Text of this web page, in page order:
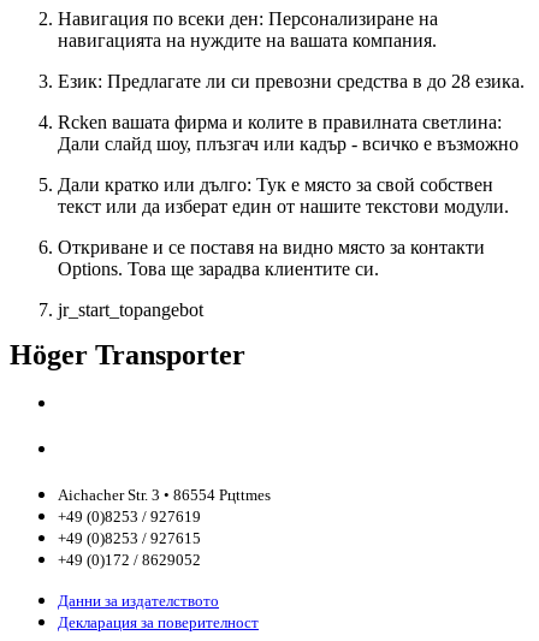
Навигация по всеки ден: Персонализиране на
навигацията на нуждите на вашата компания.
Език: Предлагате ли си превозни средства в до 28 езика.
Rcken вашата фирма и колите в правилната светлина:
Дали слайд шоу, плъзгач или кадър - всичко е възможно
Дали кратко или дълго: Тук е място за свой собствен
текст или да изберат един от нашите текстови модули.
Откриване и се поставя на видно място за контакти
Options. Това ще зарадва клиентите си.
jr_start_topangebot
Höger Transporter
Aichacher Str. 3 • 86554 Pцttmes
+49 (0)8253 / 927619
+49 (0)8253 / 927615
+49 (0)172 / 8629052
Данни за издателството
Декларация за поверителност